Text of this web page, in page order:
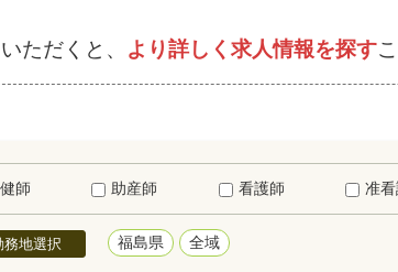
ただくと、 より詳しく求人情報を探す
師 助産師 看護師 准
務地選択 福島県 全域